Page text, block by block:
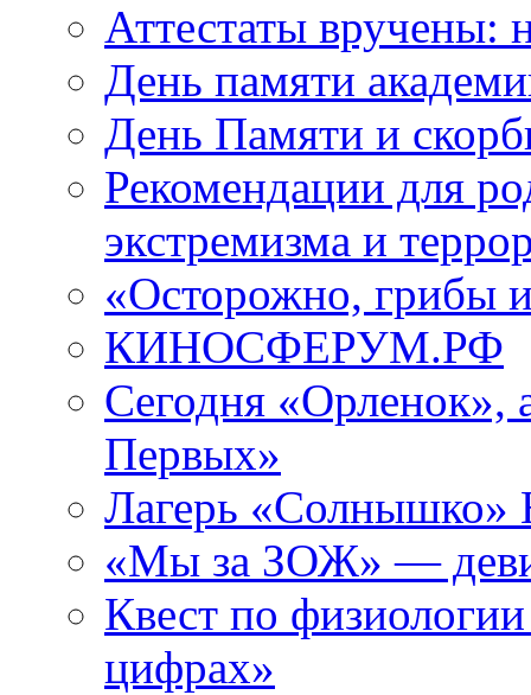
Аттестаты вручены:
День памяти
День Памяти и
Рекомендации для
экстремизма и
«Осторожно, грибы
КИНОСФЕРУМ.РФ
Сегодня «Орленок»,
Первых»
Лагерь «Солнышко»
«Мы за ЗОЖ» —
Квест по
цифрах»